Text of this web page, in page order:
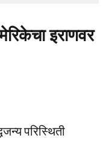
इराणवर
परिस्थिती